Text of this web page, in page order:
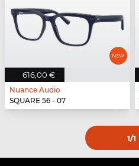
616,00 €
Nuance Audio
SQUARE 56 - 07
1/1